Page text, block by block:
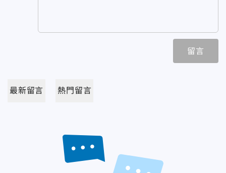
留言
最新留言 熱門留言